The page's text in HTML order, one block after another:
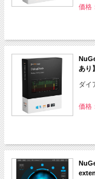
価格
あり】
ダイ
価格